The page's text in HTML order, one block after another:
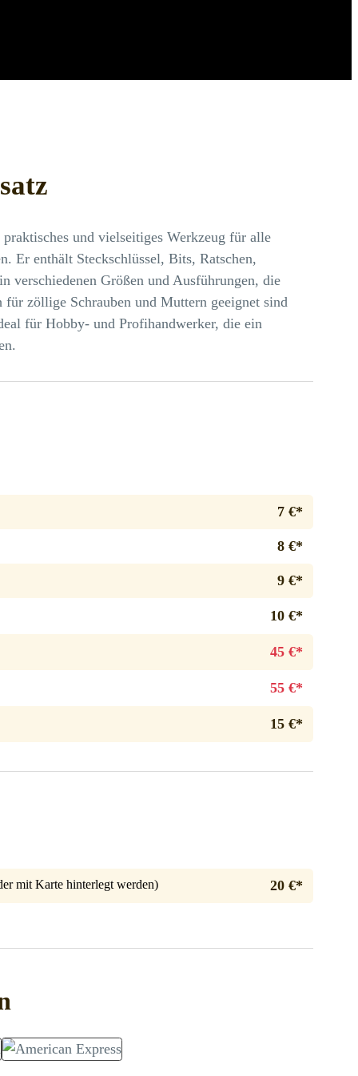
und vielseitiges Werkzeug für alle
Er enthält Steckschlüssel, Bits, Ratschen,
verschiedenen Größen und Ausführungen, die
zöllige Schrauben und Muttern geeignet sind
für Hobby- und Profihandwerker, die ein
7 €*
8 €*
9 €*
10 €*
45 €*
55 €*
15 €*
mit Karte hinterlegt werden) 20 €*